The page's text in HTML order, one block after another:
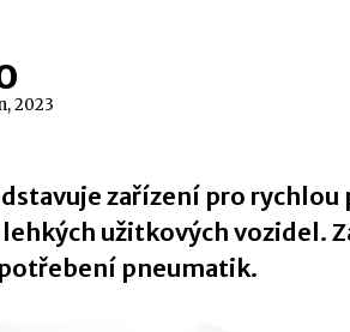
2023
zařízení pro
užitkových vozidel.
pneumatik.